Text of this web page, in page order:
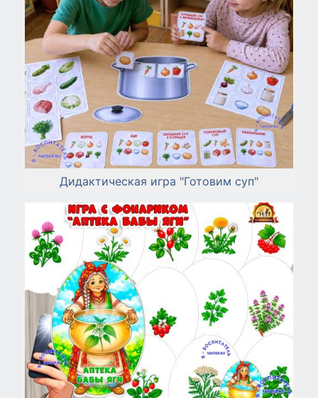
Дидактическая игра "Готовим суп"